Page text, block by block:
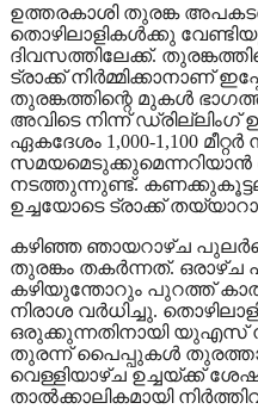
ഉത്തരകാശി തുരങ്ക
തൊഴിലാളികള്‍ക്കു
ദിവസത്തിലേക്ക്.
ട്രാക്ക് നിര്‍മ്മിക്കാനാണ്
തുരങ്കത്തിന്റെ മുകള്‍
അവിടെ നിന്ന് ഡ്രില്ലിംഗ്
ഏകദേശം 1,000-1,100
നടത്തുന്നുണ്ട്.
ഉച്ചയോടെ ട്രാക്ക്
കഴിഞ്ഞ ഞായറാഴ്ച
തുരങ്കം തകര്‍ന്നത്. ഒരാഴ്ച
കഴിയുന്തോറും പുറത്ത്
നിരാശ വര്‍ധിച്ചു.
ഒരുക്കുന്നതിനായി യുഎസ്
തുരന്ന് പൈപ്പുകള്‍
വെള്ളിയാഴ്ച ഉച്ചയ്ക്ക്
താല്‍ക്കാലികമായി